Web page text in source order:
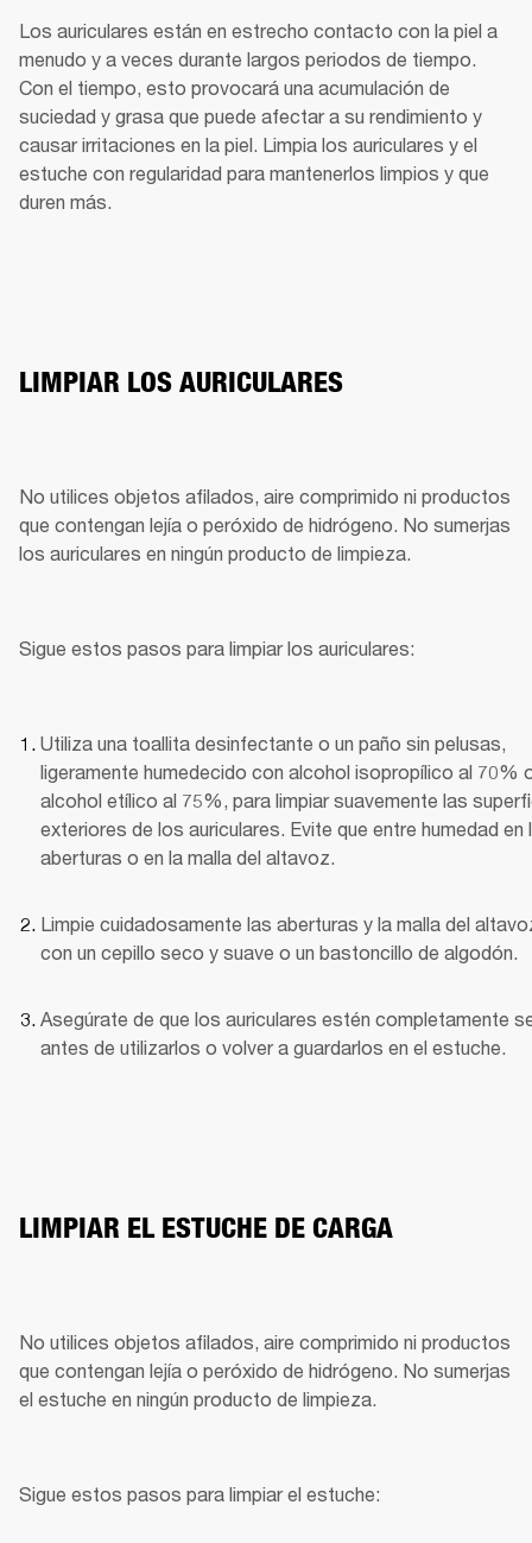
Los auriculares están en estrecho contacto con la piel a
menudo y a veces durante largos periodos de tiempo.
Con el tiempo, esto provocará una acumulación de
suciedad y grasa que puede afectar a su rendimiento y
causar irritaciones en la piel. Limpia los auriculares y el
estuche con regularidad para mantenerlos limpios y que
duren más.
LIMPIAR LOS AURICULARES
No utilices objetos afilados, aire comprimido ni productos
que contengan lejía o peróxido de hidrógeno. No sumerjas
los auriculares en ningún producto de limpieza.
Sigue estos pasos para limpiar los auriculares:
Utiliza una toallita desinfectante o un paño sin pelusas,
ligeramente humedecido con alcohol isopropílico al 70%
alcohol etílico al 75%, para limpiar suavemente las
exteriores de los auriculares. Evite que entre humedad en
aberturas o en la malla del altavoz.
Limpie cuidadosamente las aberturas y la malla del
con un cepillo seco y suave o un bastoncillo de algodón.
Asegúrate de que los auriculares estén completamente
antes de utilizarlos o volver a guardarlos en el estuche.
LIMPIAR EL ESTUCHE DE CARGA
No utilices objetos afilados, aire comprimido ni productos
que contengan lejía o peróxido de hidrógeno. No sumerjas
el estuche en ningún producto de limpieza.
Sigue estos pasos para limpiar el estuche: